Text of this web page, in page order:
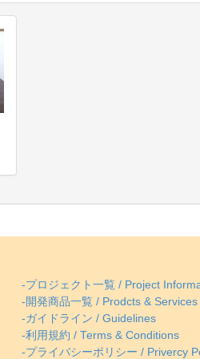
-プロジェクト一覧 / Project
-開発商品一覧 / Prodcts & Services
-ガイドライン / Guidelines
-利用規約 / Terms & Conditions
-プライバシーポリシー / Privercy